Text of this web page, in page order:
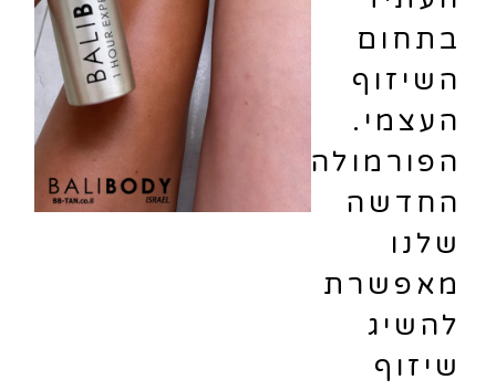
בתחום
השיזוף
העצמי.
הפורמולה
החדשה
שלנו
מאפשרת
להשיג
שיזוף